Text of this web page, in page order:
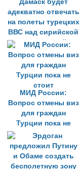
Дамаск будет
адекватно отвечать
на полеты турецких
ВВС над сирийской
территорией
МИД России:
Вопрос отмены виз
для граждан
Турции пока не
стоит